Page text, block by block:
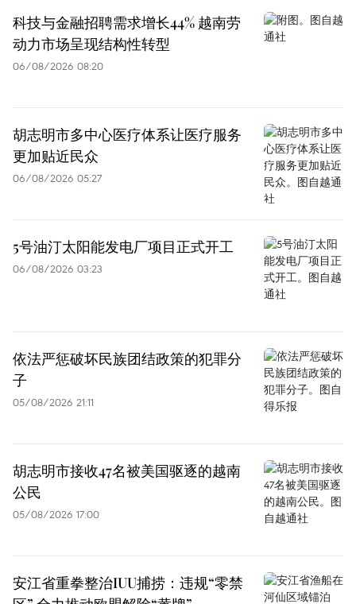
科技与金融招聘需求增长44% 越南劳
动力市场呈现结构性转型
06/08/2026 08:20
胡志明市多中心医疗体系让医疗服务
更加贴近民众
06/08/2026 05:27
5号油汀太阳能发电厂项目正式开工
06/08/2026 03:23
依法严惩破坏民族团结政策的犯罪分
子
05/08/2026 21:11
胡志明市接收47名被美国驱逐的越南
公民
05/08/2026 17:00
安江省重拳整治IUU捕捞：违规“零禁